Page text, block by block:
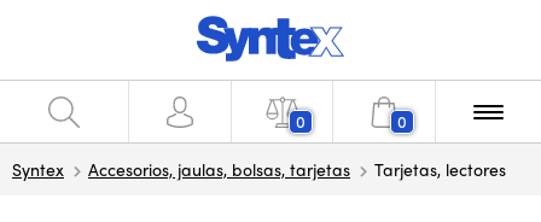
0 0
Syntex Accesorios, jaulas, bolsas, tarjetas Tarjetas, lectores